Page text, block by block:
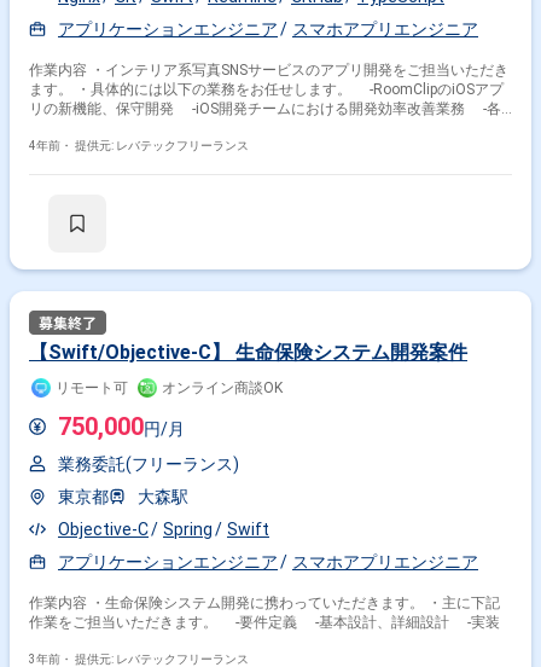
アプリケーションエンジニア
スマホアプリエンジニア
作業内容 ・インテリア系写真SNSサービスのアプリ開発をご担当いただき
ます。 ・具体的には以下の業務をお任せします。 -RoomClipのiOSアプ
リの新機能、保守開発 -iOS開発チームにおける開発効率改善業務 -各
4年前・ 提供元: レバテックフリーランス
【Swift/Objective‐C】 ⽣命保険システム開発案件
リモート可 オンライン商談OK
750,000円/月
業務委託(フリーランス)
東京都
大森駅
Objective-C
Spring
Swift
アプリケーションエンジニア
スマホアプリエンジニア
作業内容 ・⽣命保険システム開発に携わっていただきます。 ・主に下記
作業をご担当いただきます。 ‐要件定義 -基本設計、詳細設計 ‐実装
3年前・ 提供元: レバテックフリーランス
Objective-C × スマホアプリエンジニア
業界で絞り込む
Objective-C × サービス
特徴で絞り込む
その他開発言語・スキルから探す